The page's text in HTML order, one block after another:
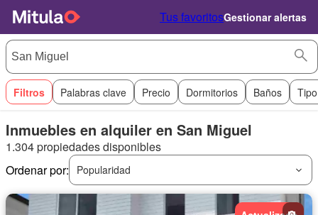
Tus favoritosGestionar alertas
Filtros Palabras clave Precio Dormitorios Baños
Inmuebles en alquiler en San Miguel
1.304 propiedades disponibles
Ordenar por:
Popularidad